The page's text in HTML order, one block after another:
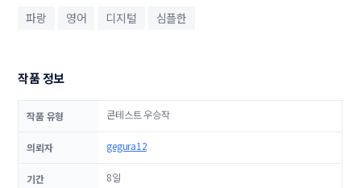
파랑 영어 디지털 심플한
작품 정보
작품 유형 콘테스트 우승작
의뢰자 gegura12
기간 8일